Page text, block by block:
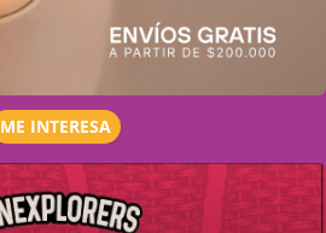
ME INTERESA